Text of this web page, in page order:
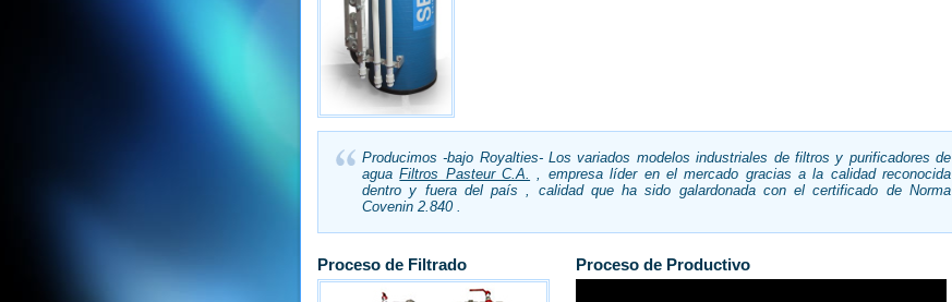
Producimos -bajo Royalties- Los variados modelos industriales de filtros y purificadores de
aguaFiltros Pasteur C.A. , empresa líder en el mercado gracias a la calidad reconocida
dentro y fuera del país , calidad que ha sido galardonada con el certificado de Norma
Covenin 2.840 .
Proceso de Filtrado Proceso de Productivo